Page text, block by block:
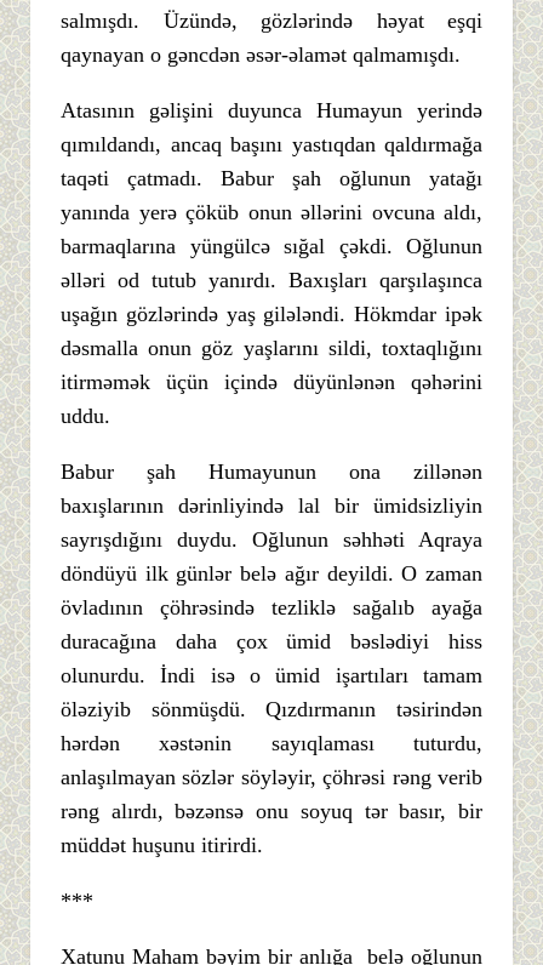
salmışdı. Üzündə, gözlərində həyat eşqi
qaynayan o gəncdən əsər-əlamət qalmamışdı.
Atasının gəlişini duyunca Humayun yerində
qımıldandı, ancaq başını yastıqdan qaldırmağa
taqəti çatmadı. Babur şah oğlunun yatağı
yanında yerə çöküb onun əllərini ovcuna aldı,
barmaqlarına yüngülcə sığal çəkdi. Oğlunun
əlləri od tutub yanırdı. Baxışları qarşılaşınca
uşağın gözlərində yaş gilələndi. Hökmdar ipək
dəsmalla onun göz yaşlarını sildi, toxtaqlığını
itirməmək üçün içində düyünlənən qəhərini
uddu.
Babur şah Humayunun ona zillənən
baxışlarının dərinliyində lal bir ümidsizliyin
sayrışdığını duydu. Oğlunun səhhəti Aqraya
döndüyü ilk günlər belə ağır deyildi. O zaman
övladının çöhrəsində tezliklə sağalıb ayağa
duracağına daha çox ümid bəslədiyi hiss
olunurdu. İndi isə o ümid işartıları tamam
öləziyib sönmüşdü. Qızdırmanın təsirindən
hərdən xəstənin sayıqlaması tuturdu,
anlaşılmayan sözlər söyləyir, çöhrəsi rəng verib
rəng alırdı, bəzənsə onu soyuq tər basır, bir
müddət huşunu itirirdi.
***
Xatunu Maham bəyim bir anlığa belə oğlunun